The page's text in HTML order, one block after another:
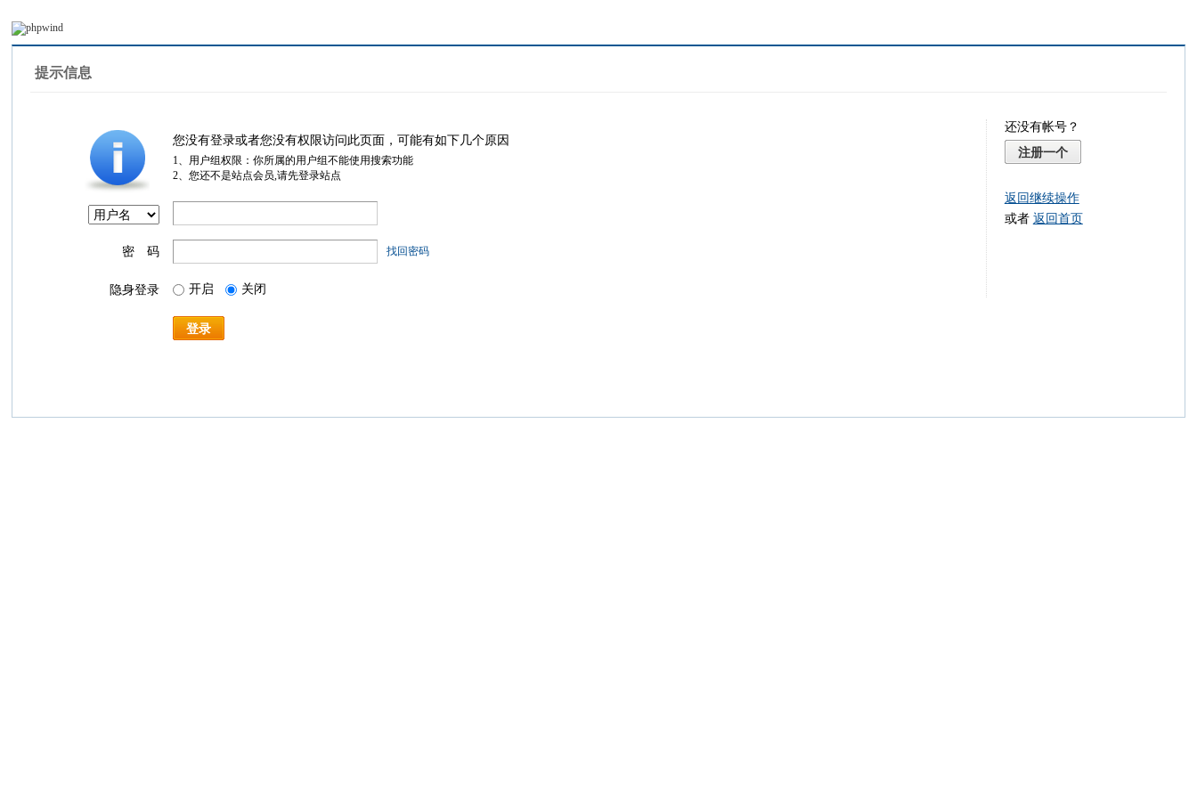
提示信息
您没有登录或者您没有权限访问此页面，可能有如下几个原因
1、用户组权限：你所属的用户组不能使用搜索功能
2、您还不是站点会员,请先登录站点
密 码 找回密码
隐身登录 开启 关闭
登录
还没有帐号？
注册一个
返回继续操作
或者 返回首页